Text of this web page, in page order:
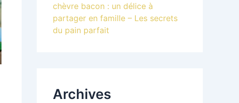
chèvre bacon : un délice à
partager en famille – Les secrets
du pain parfait
Archives